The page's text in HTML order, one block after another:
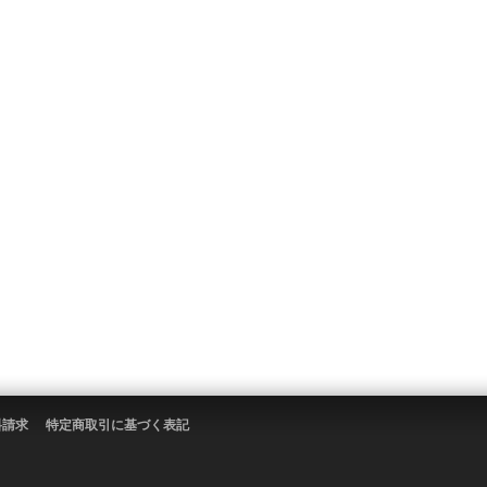
請求 特定商取引に基づく表記